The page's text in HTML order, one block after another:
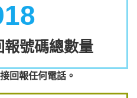
報號碼總數量
回報任何電話。